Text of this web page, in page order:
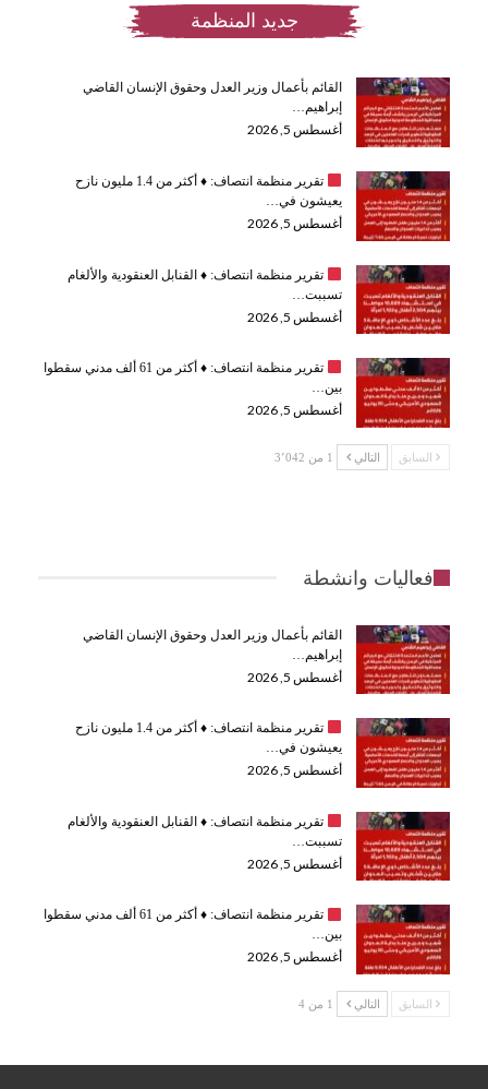
جديد المنظمة
القائم بأعمال وزير العدل وحقوق الإنسان القاضي
إبراهيم…
أغسطس 5, 2026
تقرير منظمة انتصاف: ♦️
أكثر من 1.4 مليون نازح
يعيشون في…
أغسطس 5, 2026
تقرير منظمة انتصاف: ♦️القنابل العنقودية والألغام
تسببت…
أغسطس 5, 2026
تقرير منظمة انتصاف: ♦️
أكثر من 61 ألف مدني سقطوا
بين…
أغسطس 5, 2026
السابق التالي 1 من 3٬042
فعاليات وانشطة
القائم بأعمال وزير العدل وحقوق الإنسان القاضي
إبراهيم…
أغسطس 5, 2026
تقرير منظمة انتصاف: ♦️
أكثر من 1.4 مليون نازح
يعيشون في…
أغسطس 5, 2026
تقرير منظمة انتصاف: ♦️القنابل العنقودية والألغام
تسببت…
أغسطس 5, 2026
تقرير منظمة انتصاف: ♦️
أكثر من 61 ألف مدني سقطوا
بين…
أغسطس 5, 2026
السابق التالي 1 من 4